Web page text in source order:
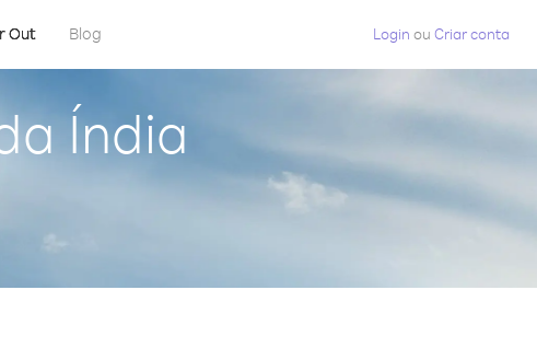
Out Blog Login ou Criar conta
Índia